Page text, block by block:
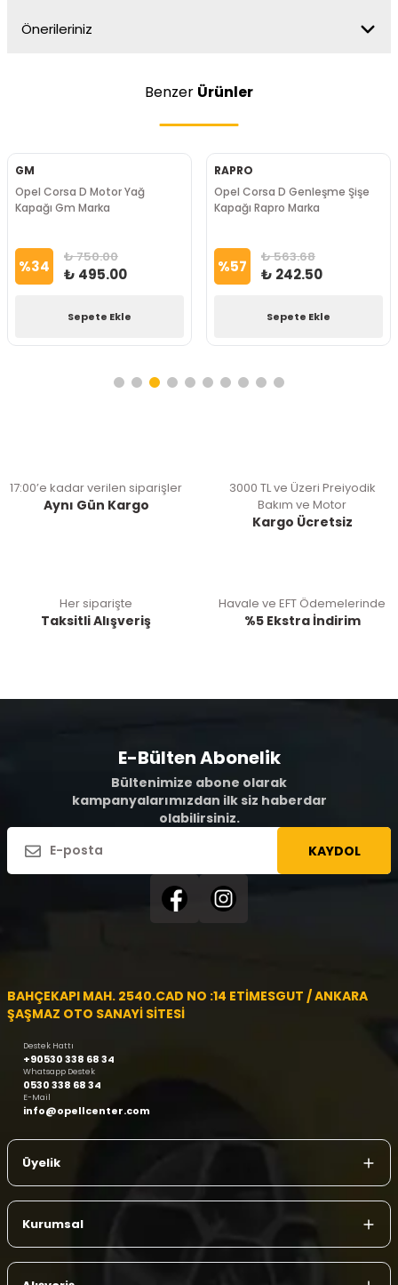
Önerileriniz
Benzer Ürünler
GM
Opel Corsa D Motor Yağ
Kapağı Gm Marka
%34 ₺ 750.00
₺ 495.00
Sepete Ekle
RAPRO
Opel Corsa D Genleşme Şişe
Kapağı Rapro Marka
%57 ₺ 563.68
₺ 242.50
Sepete Ekle
17:00’e kadar verilen siparişler
Aynı Gün Kargo
3000 TL ve Üzeri Preiyodik
Bakım ve Motor
Kargo Ücretsiz
Her siparişte
Taksitli Alışveriş
Havale ve EFT Ödemelerinde
%5 Ekstra İndirim
E-Bülten Abonelik
Bültenimize abone olarak
kampanyalarımızdan ilk siz haberdar
olabilirsiniz.
KAYDOL
BAHÇEKAPI MAH. 2540.CAD NO :14 ETİMESGUT / ANKARA
ŞAŞMAZ OTO SANAYİ SİTESİ
Destek Hattı
+90530 338 68 34
Whatsapp Destek
0530 338 68 34
E-Mail
info@opellcenter.com
Üyelik
Kurumsal